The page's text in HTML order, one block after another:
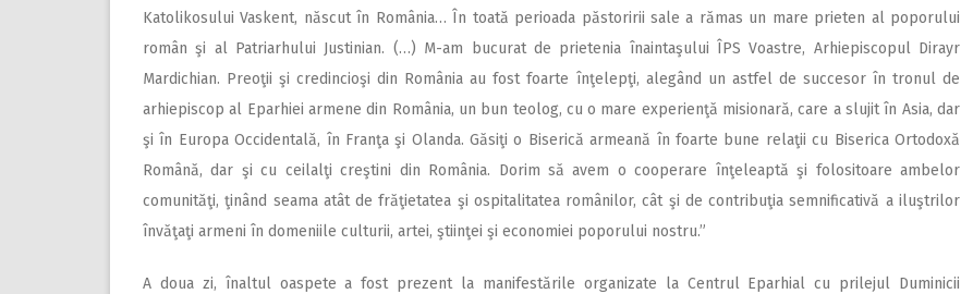
Katolikosului Vaskent, născut în România… În toată perioada păstoririi sale a rămas un mare prieten al poporului
român şi al Patriarhului Justinian. (…) M-am bucurat de prietenia înaintaşului ÎPS Voastre, Arhiepiscopul Dirayr
Mardichian. Preoţii şi credincioşi din România au fost foarte înţelepţi, alegând un astfel de succesor în tronul de
arhiepiscop al Eparhiei armene din România, un bun teolog, cu o mare experienţă misionară, care a slujit în Asia, dar
şi în Europa Occidentală, în Franţa şi Olanda. Găsiţi o Biserică armeană în foarte bune relaţii cu Biserica Ortodoxă
Română, dar şi cu ceilalţi creştini din România. Dorim să avem o cooperare înţeleaptă şi folositoare ambelor
comunităţi, ţinând seama atât de frăţietatea şi ospitalitatea românilor, cât şi de contribuţia semnificativă a iluştrilor
învăţaţi armeni în domeniile culturii, artei, ştiinţei şi economiei poporului nostru.”
A doua zi, înaltul oaspete a fost prezent la manifestările organizate la Centrul Eparhial cu prilejul Duminicii